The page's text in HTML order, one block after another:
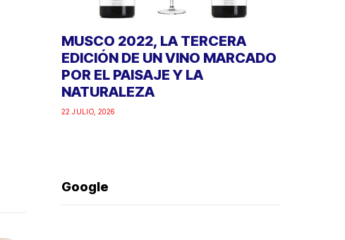
MUSCO 2022, LA TERCERA
EDICIÓN DE UN VINO MARCADO
POR EL PAISAJE Y LA
NATURALEZA
22 JULIO, 2026
Google